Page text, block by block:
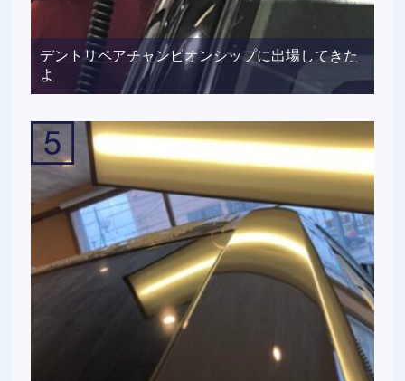
デントリペアチャンピオンシップに出場してきた
よ